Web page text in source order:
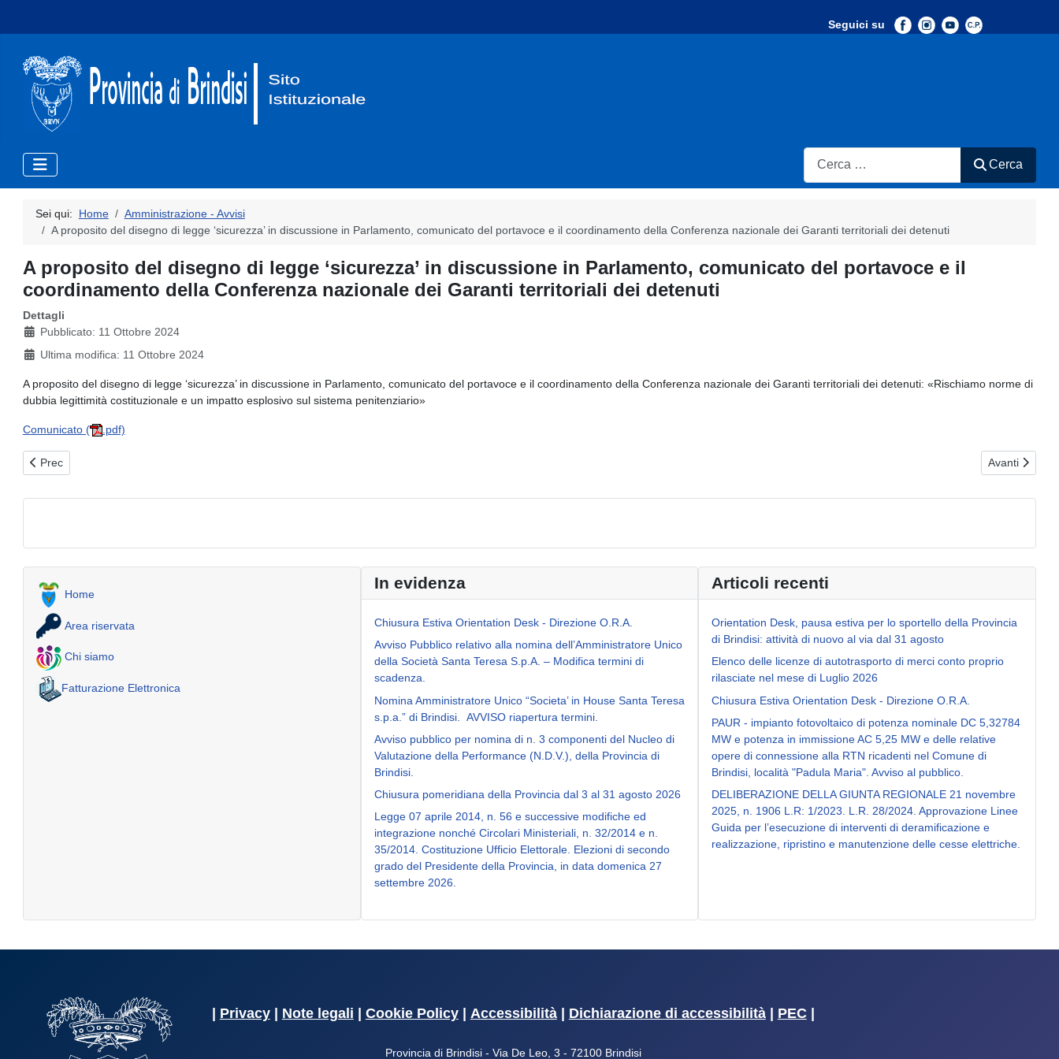
Seguici su
Search
Cerca
Sei qui: Home
Amministrazione - Avvisi
A proposito del disegno di legge ‘sicurezza’ in discussione in Parlamento, comunicato del portavoce e il coordinamento della Conferenza nazionale dei Garanti territoriali dei detenuti
A proposito del disegno di legge ‘sicurezza’ in discussione in Parlamento, comunicato del portavoce e il
coordinamento della Conferenza nazionale dei Garanti territoriali dei detenuti
Dettagli
Pubblicato: 11 Ottobre 2024
Ultima modifica: 11 Ottobre 2024
A proposito del disegno di legge ‘sicurezza’ in discussione in Parlamento, comunicato del portavoce e il coordinamento della Conferenza nazionale dei Garanti territoriali dei detenuti: «Rischiamo norme di
dubbia legittimità costituzionale e un impatto esplosivo sul sistema penitenziario»
Comunicato ( .pdf)
Articolo precedente: Bando per l'alienazione del relitto stradale sito lungo la s.p. 6 in località Torre Spaccata (Fasano)
Prec Articolo
Avanti
Home
Area riservata
Chi siamo
Fatturazione Elettronica
In evidenza
Chiusura Estiva Orientation Desk - Direzione O.R.A.
Avviso Pubblico relativo alla nomina dell’Amministratore Unico
della Società Santa Teresa S.p.A. – Modifica termini di
scadenza.
Nomina Amministratore Unico “Societa’ in House Santa Teresa
s.p.a.” di Brindisi. AVVISO riapertura termini.
Avviso pubblico per nomina di n. 3 componenti del Nucleo di
Valutazione della Performance (N.D.V.), della Provincia di
Brindisi.
Chiusura pomeridiana della Provincia dal 3 al 31 agosto 2026
Legge 07 aprile 2014, n. 56 e successive modifiche ed
integrazione nonché Circolari Ministeriali, n. 32/2014 e n.
35/2014. Costituzione Ufficio Elettorale. Elezioni di secondo
grado del Presidente della Provincia, in data domenica 27
settembre 2026.
Articoli recenti
Orientation Desk, pausa estiva per lo sportello della Provincia
di Brindisi: attività di nuovo al via dal 31 agosto
Elenco delle licenze di autotrasporto di merci conto proprio
rilasciate nel mese di Luglio 2026
Chiusura Estiva Orientation Desk - Direzione O.R.A.
PAUR - impianto fotovoltaico di potenza nominale DC 5,32784
MW e potenza in immissione AC 5,25 MW e delle relative
opere di connessione alla RTN ricadenti nel Comune di
Brindisi, località "Padula Maria". Avviso al pubblico.
DELIBERAZIONE DELLA GIUNTA REGIONALE 21 novembre
2025, n. 1906 L.R: 1/2023. L.R. 28/2024. Approvazione Linee
Guida per l’esecuzione di interventi di deramificazione e
realizzazione, ripristino e manutenzione delle cesse elettriche.
Privacy| Note legali Cookie Policy| Accessibilità| Dichiarazione di accessibilità| PEC|
Provincia di Brindisi - Via De Leo, 3 - 72100 Brindisi